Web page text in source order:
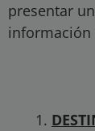
presentar
información